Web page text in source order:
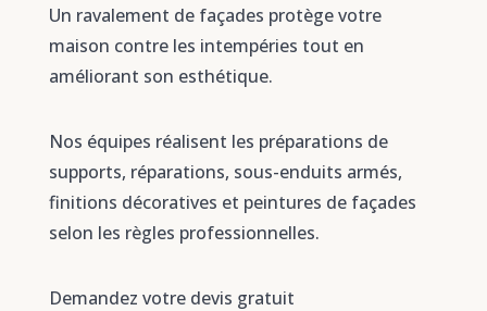
Un ravalement de façades protège votre
maison contre les intempéries tout en
améliorant son esthétique.
Nos équipes réalisent les préparations de
supports, réparations, sous-enduits armés,
finitions décoratives et peintures de façades
selon les règles professionnelles.
Demandez votre devis gratuit